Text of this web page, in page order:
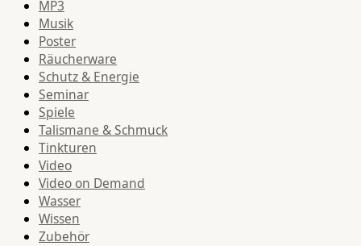
MP3
Musik
Poster
Räucherware
Schutz & Energie
Seminar
Spiele
Talismane & Schmuck
Tinkturen
Video
Video on Demand
Wasser
Wissen
Zubehör